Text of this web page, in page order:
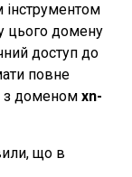
цього домену
доступ до
повне
з доменом xn-
що в